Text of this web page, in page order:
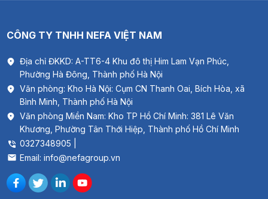
CÔNG TY TNHH NEFA VIỆT NAM
Địa chỉ ĐKKD: A-TT6-4 Khu đô thị Him Lam Vạn Phúc,
Phường Hà Đông, Thành phố Hà Nội
Văn phòng: Kho Hà Nội: Cụm CN Thanh Oai, Bích Hòa, xã
Bình Minh, Thành phố Hà Nội
Văn phòng Miền Nam: Kho TP Hồ Chí Minh: 381 Lê Văn
Khương, Phường Tân Thới Hiệp, Thành phố Hồ Chí Minh
0327348905 |
Email: info@nefagroup.vn